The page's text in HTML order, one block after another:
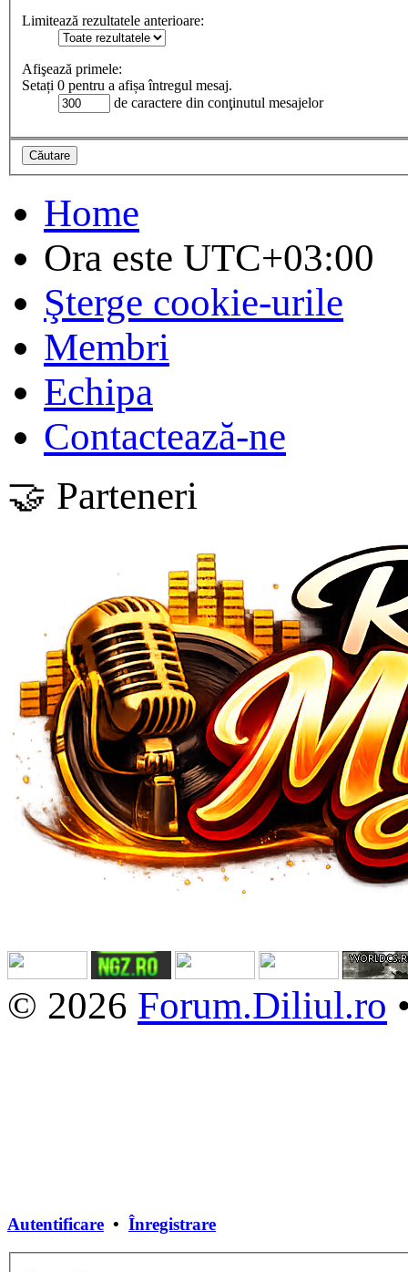
Limitează rezultatele anterioare:
Afişează primele:
Setați 0 pentru a afișa întregul mesaj.
de caractere din conţinutul mesajelor
Home
Ora este UTC+03:00
Şterge cookie-urile
Membri
Echipa
Contactează-ne
🤝 Parteneri
© 2026 Forum.Diliul.ro
Autentificare • Înregistrare